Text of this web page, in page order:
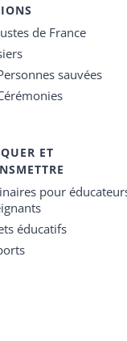
de France
sauvées
ET
pour
éducatifs